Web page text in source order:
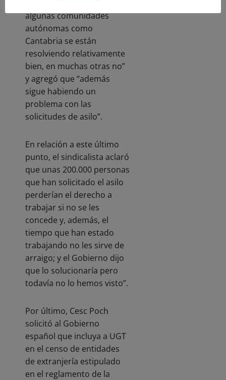
algunas comunidades
autónomas como
Cantabria se están
resolviendo relativamente
bien, en muchas otras no”
y agregó que “además
sigue habiendo un
problema con las
solicitudes de asilo”.
En relación a este último
punto, el sindicalista aclaró
que unas 200.000 personas
que han solicitado el asilo
perderían el derecho a
trabajar si no se les
concede y, además, el
tiempo que han estado
trabajando no les sirve de
arraigo; y el Gobierno dijo
que lo solucionaría pero
todavía no lo hemos visto”.
Por último, Cesc Poch
solicitó al Gobierno
español que incluya a UGT
en el censo de entidades
de extranjería estipulado
en el reglamento de la